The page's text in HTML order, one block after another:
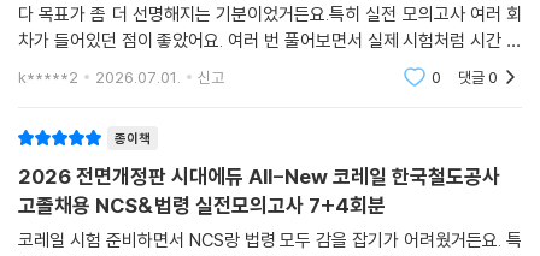
다 목표가 좀 더 선명해지는 기분이었거든요.특히 실전 모의고사 여러 회
차가 들어있던 점이 좋았어요. 여러 번 풀어보면서 실제 시험처럼 시간 안
배 연습도 해보고, 어떤 유형에 약한지 파악하는 데 유용하더라고요. 오답
k*****2 2026.07.01. 신고 0 댓글0
종이책
2026 전면개정판 시대에듀 All-New 코레일 한국철도공사
고졸채용 NCS&법령 실전모의고사 7+4회분
코레일 시험 준비하면서 NCS랑 법령 모두 감을 잡기가 어려웠거든요. 특